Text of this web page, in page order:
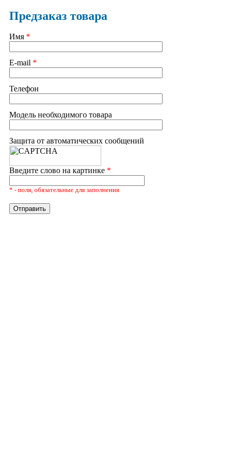
Предзаказ товара
Имя *
E-mail *
Телефон
Модель необходимого товара
Защита от автоматических сообщений
Введите слово на картинке *
* - поля, обязательные для заполнения